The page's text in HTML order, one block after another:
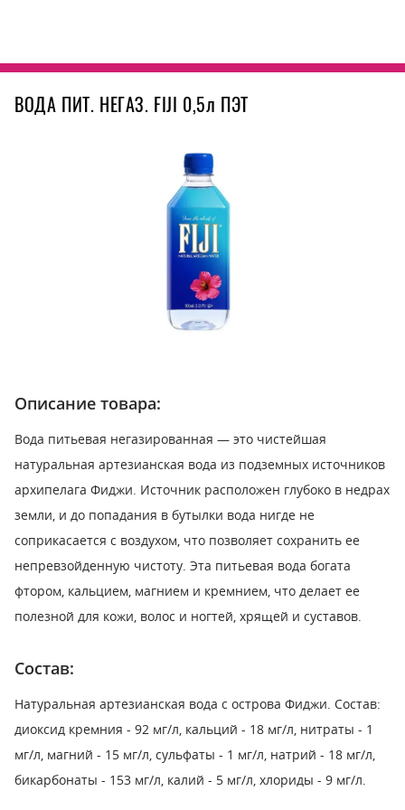
ВОДА ПИТ. НЕГАЗ. FIJI 0,5л ПЭТ
Описание товара:
Вода питьевая негазированная — это чистейшая
натуральная артезианская вода из подземных источников
архипелага Фиджи. Источник расположен глубоко в недрах
земли, и до попадания в бутылки вода нигде не
соприкасается с воздухом, что позволяет сохранить ее
непревзойденную чистоту. Эта питьевая вода богата
фтором, кальцием, магнием и кремнием, что делает ее
полезной для кожи, волос и ногтей, хрящей и суставов.
Состав:
Натуральная артезианская вода с острова Фиджи. Состав:
диоксид кремния - 92 мг/л, кальций - 18 мг/л, нитраты - 1
мг/л, магний - 15 мг/л, сульфаты - 1 мг/л, натрий - 18 мг/л,
бикарбонаты - 153 мг/л, калий - 5 мг/л, хлориды - 9 мг/л.